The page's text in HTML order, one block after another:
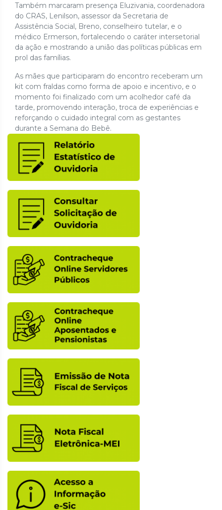
Também marcaram presença Eluzivania, coordenadora
do CRAS, Lenilson, assessor da Secretaria de
Assistência Social, Breno, conselheiro tutelar, e o
médico Ermerson, fortalecendo o caráter intersetorial
da ação e mostrando a união das políticas públicas em
prol das famílias.
As mães que participaram do encontro receberam um
kit com fraldas como forma de apoio e incentivo, e o
momento foi finalizado com um acolhedor café da
tarde, promovendo interação, troca de experiências e
reforçando o cuidado integral com as gestantes
durante a Semana do Bebê.